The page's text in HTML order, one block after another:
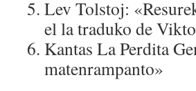
Lev Tolstoj:
el la traduko de
Kantas La Perdita
matenrampanto»